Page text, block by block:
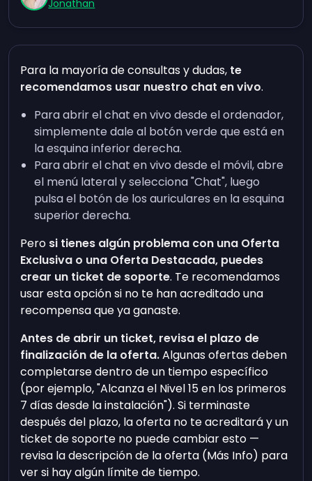
Jonathan
Para la mayoría de consultas y dudas, te
recomendamos usar nuestro chat en vivo.
Para abrir el chat en vivo desde el ordenador,
simplemente dale al botón verde que está en
la esquina inferior derecha.
Para abrir el chat en vivo desde el móvil, abre
el menú lateral y selecciona "Chat", luego
pulsa el botón de los auriculares en la esquina
superior derecha.
Pero si tienes algún problema con una Oferta
Exclusiva o una Oferta Destacada, puedes
crear un ticket de soporte. Te recomendamos
usar esta opción si no te han acreditado una
recompensa que ya ganaste.
Antes de abrir un ticket, revisa el plazo de
finalización de la oferta.Algunas ofertas deben
completarse dentro de un tiempo específico
(por ejemplo, "Alcanza el Nivel 15 en los primeros
7 días desde la instalación"). Si terminaste
después del plazo, la oferta no te acreditará y un
ticket de soporte no puede cambiar esto —
revisa la descripción de la oferta (Más Info) para
ver si hay algún límite de tiempo.